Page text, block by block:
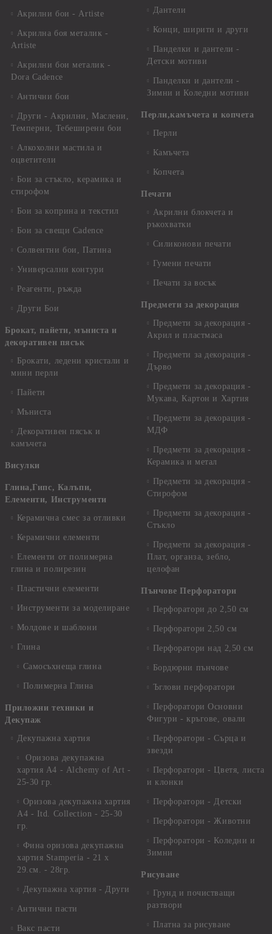
Акрилни бои - Artiste
Акрилна боя металик -
Artiste
Акрилни бои металик -
Dora Cadence
Антични бои
Други - Акрилни, Маслени,
Темперни, Тебеширени бои
Алкохолни мастила и
оцветители
Бои за стъкло, керамика и
стирофом
Бои за коприна и текстил
Бои за свещи Cadence
Солвентни бои, Патина
Универсални контури
Реагенти, ръжда
Други Бои
Брокат, пайети, мъниста и
декоративен пясък
Брокати, ледени кристали и
мини перли
Пайети
Мъниста
Декоративен пясък и
камъчета
Висулки
Глина,Гипс, Калъпи,
Елементи, Инструменти
Керамична смес за отливки
Керамични елементи
Елементи от полимерна
глина и полирезин
Пластични елементи
Инструменти за моделиране
Молдове и шаблони
Глина
Самосъхнеща глина
Полимерна Глина
Приложни техники и
Декупаж
Декупажна хартия
Оризова декупажна
хартия А4 - Alchemy of Art -
25-30 гр.
Оризова декупажна хартия
А4 - Itd. Collection - 25-30
гр.
Фина оризова декупажна
хартия Stamperia - 21 х
29.см. - 28гр.
Декупажна хартия - Други
Антични пасти
Вакс пасти
Дантели
Конци, ширити и други
Панделки и дантели -
Детски мотиви
Панделки и дантели -
Зимни и Коледни мотиви
Перли,камъчета и копчета
Перли
Камъчета
Копчета
Печати
Акрилни блокчета и
ръкохватки
Силиконови печати
Гумени печати
Печати за восък
Предмети за декорация
Предмети за декорация -
Акрил и пластмаса
Предмети за декорация -
Дърво
Предмети за декорация -
Мукава, Картон и Хартия
Предмети за декорация -
МДФ
Предмети за декорация -
Керамика и метал
Предмети за декорация -
Стирофом
Предмети за декорация -
Стъкло
Предмети за декорация -
Плат, органза, зебло,
целофан
Пънчове Перфоратори
Перфоратори до 2,50 см
Перфоратори 2,50 см
Перфоратори над 2,50 см
Бордюрни пънчове
Ъглови перфоратори
Перфоратори Основни
Фигури - кръгове, овали
Перфоратори - Сърца и
звезди
Перфоратори - Цветя, листа
и клонки
Перфоратори - Детски
Перфоратори - Животни
Перфоратори - Коледни и
Зимни
Рисуване
Грунд и почистващи
разтвори
Платна за рисуване